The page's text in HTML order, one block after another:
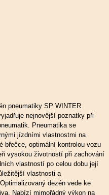
pneumatiky SP WINTER
nejnovější poznatky při
Pneumatika se
jízdními vlastnostmi na
břečce, optimální kontrolou vozu
vysokou životností při zachování
vlastností po celou dobu její
vlastnosti a
dezén vede ke
Nabízí mimořádný výkon na